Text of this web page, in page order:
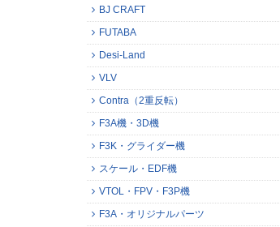
BJ CRAFT
FUTABA
Desi-Land
VLV
Contra（2重反転）
F3A機・3D機
F3K・グライダー機
スケール・EDF機
VTOL・FPV・F3P機
F3A・オリジナルパーツ